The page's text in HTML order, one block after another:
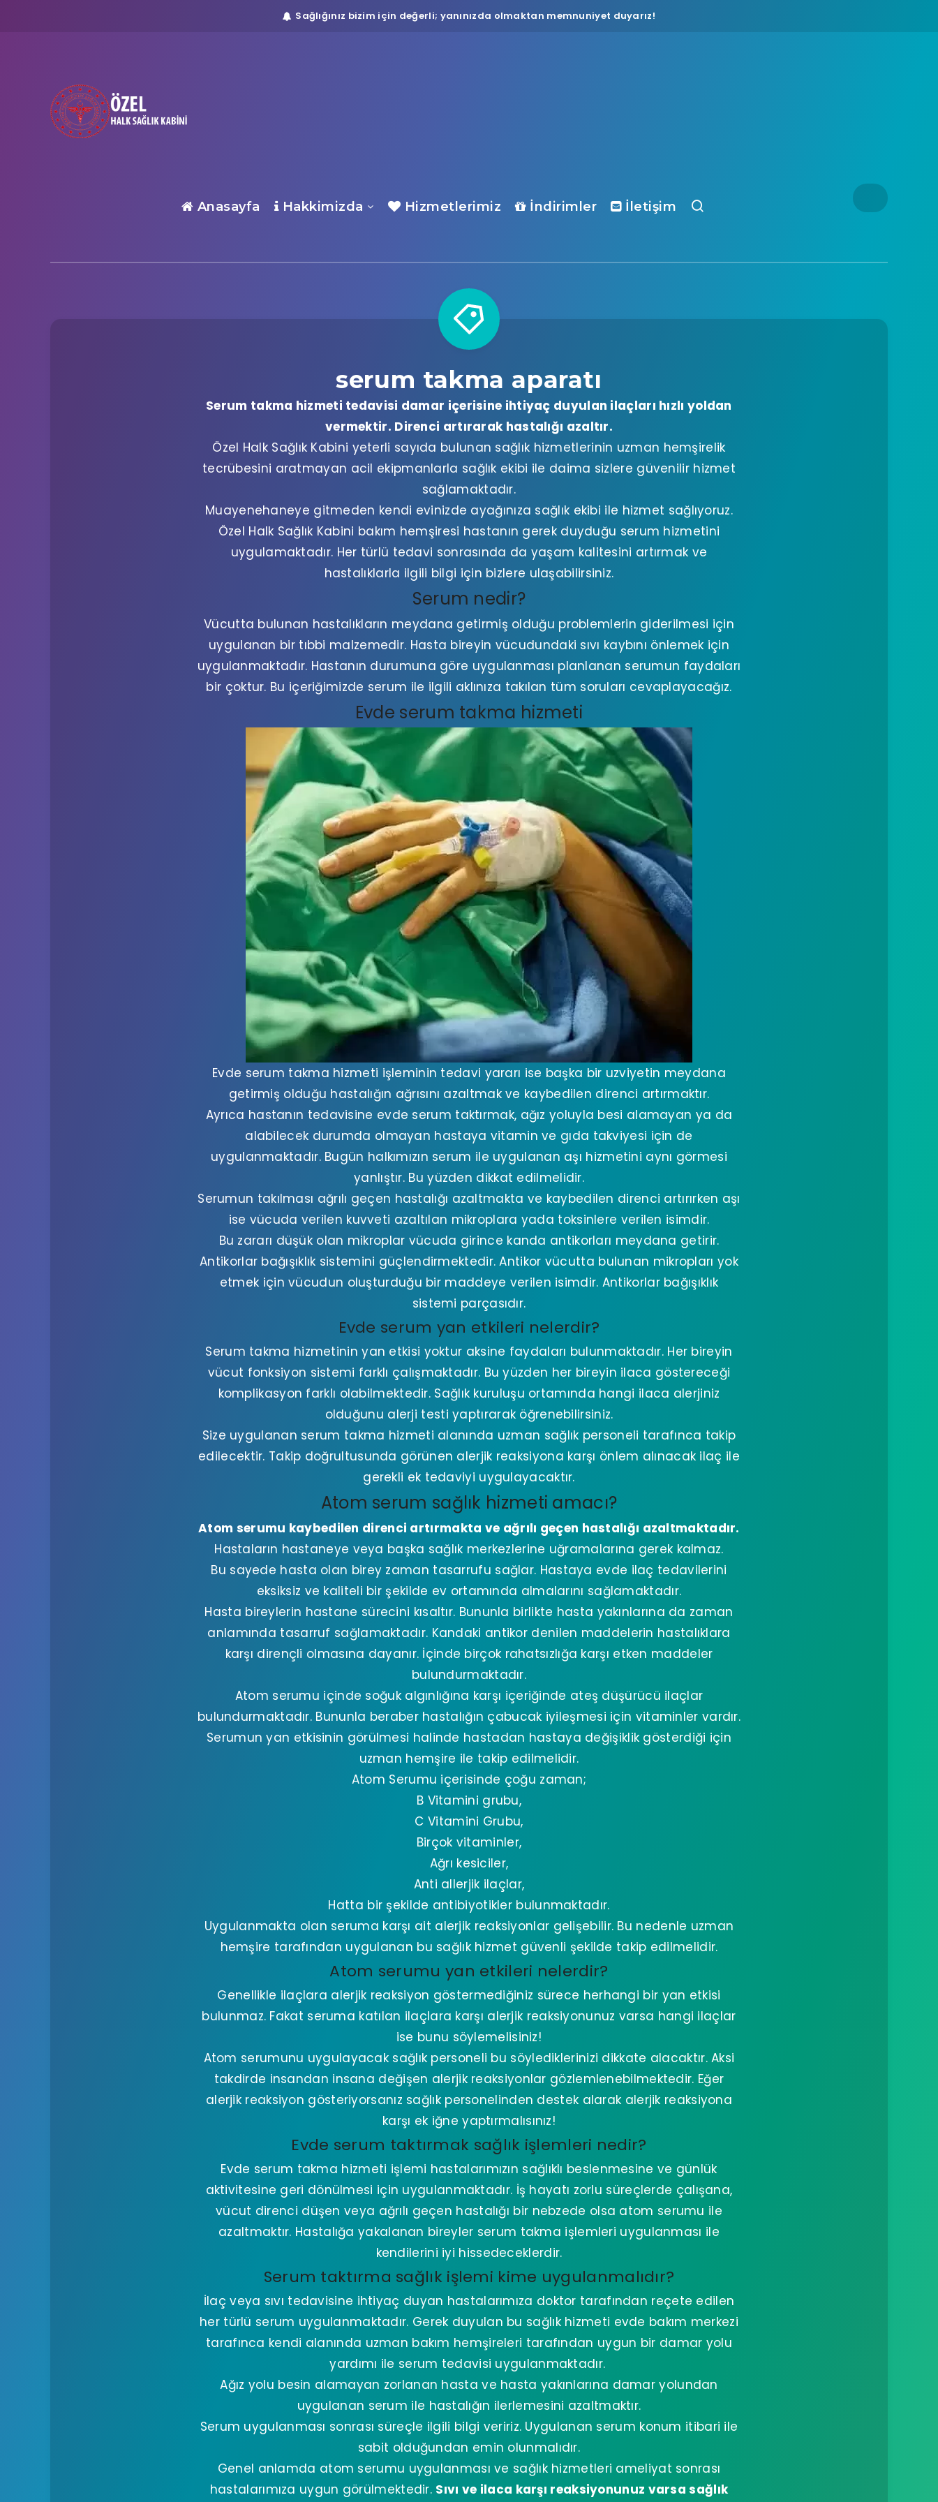
Sağlığınız bizim için değerli; yanınızda olmaktan memnuniyet duyarız!
Anasayfa Hakkimizda Hizmetlerimiz İndirimler İletişim
serum takma aparatı
Serum takma hizmeti tedavisi damar içerisine ihtiyaç duyulan ilaçları hızlı yoldan
vermektir. Direnci artırarak hastalığı azaltır.
Özel Halk Sağlık Kabini yeterli sayıda bulunan sağlık hizmetlerinin uzman hemşirelik
tecrübesini aratmayan acil ekipmanlarla sağlık ekibi ile daima sizlere güvenilir hizmet
sağlamaktadır.
Muayenehaneye gitmeden kendi evinizde ayağınıza sağlık ekibi ile hizmet sağlıyoruz.
Özel Halk Sağlık Kabini bakım hemşiresi hastanın gerek duyduğu serum hizmetini
uygulamaktadır. Her türlü tedavi sonrasında da yaşam kalitesini artırmak ve
hastalıklarla ilgili bilgi için bizlere ulaşabilirsiniz.
Serum nedir?
Vücutta bulunan hastalıkların meydana getirmiş olduğu problemlerin giderilmesi için
uygulanan bir tıbbi malzemedir. Hasta bireyin vücudundaki sıvı kaybını önlemek için
uygulanmaktadır. Hastanın durumuna göre uygulanması planlanan serumun faydaları
bir çoktur. Bu içeriğimizde serum ile ilgili aklınıza takılan tüm soruları cevaplayacağız.
Evde serum takma hizmeti
Evde serum takma hizmeti işleminin tedavi yararı ise başka bir uzviyetin meydana
getirmiş olduğu hastalığın ağrısını azaltmak ve kaybedilen direnci artırmaktır.
Ayrıca hastanın tedavisine evde serum taktırmak, ağız yoluyla besi alamayan ya da
alabilecek durumda olmayan hastaya vitamin ve gıda takviyesi için de
uygulanmaktadır. Bugün halkımızın serum ile uygulanan aşı hizmetini aynı görmesi
yanlıştır. Bu yüzden dikkat edilmelidir.
Serumun takılması ağrılı geçen hastalığı azaltmakta ve kaybedilen direnci artırırken aşı
ise vücuda verilen kuvveti azaltılan mikroplara yada toksinlere verilen isimdir.
Bu zararı düşük olan mikroplar vücuda girince kanda antikorları meydana getirir.
Antikorlar bağışıklık sistemini güçlendirmektedir. Antikor vücutta bulunan mikropları yok
etmek için vücudun oluşturduğu bir maddeye verilen isimdir. Antikorlar bağışıklık
sistemi parçasıdır.
Evde serum yan etkileri nelerdir?
Serum takma hizmetinin yan etkisi yoktur aksine faydaları bulunmaktadır. Her bireyin
vücut fonksiyon sistemi farklı çalışmaktadır. Bu yüzden her bireyin ilaca göstereceği
komplikasyon farklı olabilmektedir. Sağlık kuruluşu ortamında hangi ilaca alerjiniz
olduğunu alerji testi yaptırarak öğrenebilirsiniz.
Size uygulanan serum takma hizmeti alanında uzman sağlık personeli tarafınca takip
edilecektir. Takip doğrultusunda görünen alerjik reaksiyona karşı önlem alınacak ilaç ile
gerekli ek tedaviyi uygulayacaktır.
Atom serum sağlık hizmeti amacı?
Atom serumu kaybedilen direnci artırmakta ve ağrılı geçen hastalığı azaltmaktadır.
Hastaların hastaneye veya başka sağlık merkezlerine uğramalarına gerek kalmaz.
Bu sayede hasta olan birey zaman tasarrufu sağlar. Hastaya evde ilaç tedavilerini
eksiksiz ve kaliteli bir şekilde ev ortamında almalarını sağlamaktadır.
Hasta bireylerin hastane sürecini kısaltır. Bununla birlikte hasta yakınlarına da zaman
anlamında tasarruf sağlamaktadır. Kandaki antikor denilen maddelerin hastalıklara
karşı dirençli olmasına dayanır. İçinde birçok rahatsızlığa karşı etken maddeler
bulundurmaktadır.
Atom serumu içinde soğuk algınlığına karşı içeriğinde ateş düşürücü ilaçlar
bulundurmaktadır. Bununla beraber hastalığın çabucak iyileşmesi için vitaminler vardır.
Serumun yan etkisinin görülmesi halinde hastadan hastaya değişiklik gösterdiği için
uzman hemşire ile takip edilmelidir.
Atom Serumu içerisinde çoğu zaman;
B Vitamini grubu,
C Vitamini Grubu,
Birçok vitaminler,
Ağrı kesiciler,
Anti allerjik ilaçlar,
Hatta bir şekilde antibiyotikler bulunmaktadır.
Uygulanmakta olan seruma karşı ait alerjik reaksiyonlar gelişebilir. Bu nedenle uzman
hemşire tarafından uygulanan bu sağlık hizmet güvenli şekilde takip edilmelidir.
Atom serumu yan etkileri nelerdir?
Genellikle ilaçlara alerjik reaksiyon göstermediğiniz sürece herhangi bir yan etkisi
bulunmaz. Fakat seruma katılan ilaçlara karşı alerjik reaksiyonunuz varsa hangi ilaçlar
ise bunu söylemelisiniz!
Atom serumunu uygulayacak sağlık personeli bu söylediklerinizi dikkate alacaktır. Aksi
takdirde insandan insana değişen alerjik reaksiyonlar gözlemlenebilmektedir. Eğer
alerjik reaksiyon gösteriyorsanız sağlık personelinden destek alarak alerjik reaksiyona
karşı ek iğne yaptırmalısınız!
Evde serum taktırmak sağlık işlemleri nedir?
Evde serum takma hizmeti işlemi hastalarımızın sağlıklı beslenmesine ve günlük
aktivitesine geri dönülmesi için uygulanmaktadır. İş hayatı zorlu süreçlerde çalışana,
vücut direnci düşen veya ağrılı geçen hastalığı bir nebzede olsa atom serumu ile
azaltmaktır. Hastalığa yakalanan bireyler serum takma işlemleri uygulanması ile
kendilerini iyi hissedeceklerdir.
Serum taktırma sağlık işlemi kime uygulanmalıdır?
İlaç veya sıvı tedavisine ihtiyaç duyan hastalarımıza doktor tarafından reçete edilen
her türlü serum uygulanmaktadır. Gerek duyulan bu sağlık hizmeti evde bakım merkezi
tarafınca kendi alanında uzman bakım hemşireleri tarafından uygun bir damar yolu
yardımı ile serum tedavisi uygulanmaktadır.
Ağız yolu besin alamayan zorlanan hasta ve hasta yakınlarına damar yolundan
uygulanan serum ile hastalığın ilerlemesini azaltmaktır.
Serum uygulanması sonrası süreçle ilgili bilgi veririz. Uygulanan serum konum itibari ile
sabit olduğundan emin olunmalıdır.
Genel anlamda atom serumu uygulanması ve sağlık hizmetleri ameliyat sonrası
hastalarımıza uygun görülmektedir. Sıvı ve ilaca karşı reaksiyonunuz varsa sağlık